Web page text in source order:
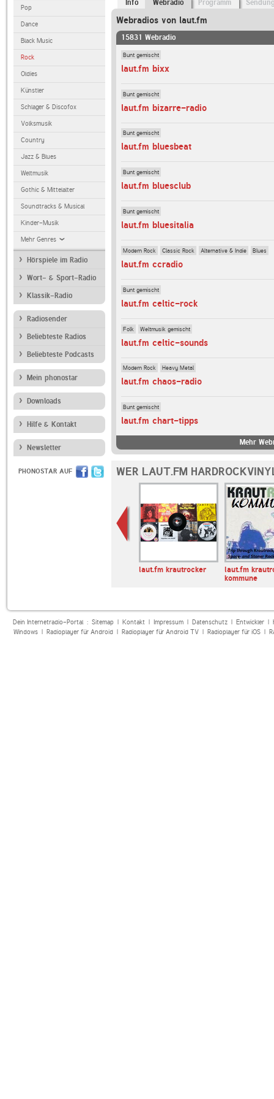
Pop
Dance
Black Music
Rock
Oldies
Künstler
Schlager & Discofox
Volksmusik
Country
Jazz & Blues
Weltmusik
Gothic & Mittelalter
Soundtracks & Musical
Kinder-Musik
Mehr Genres
Hörspiele im Radio
Wort- & Sport-Radio
Klassik-Radio
Radiosender
Beliebteste Radios
Beliebteste Podcasts
Mein phonostar
Downloads
Hilfe & Kontakt
Newsletter
PHONOSTAR AUF
Info Webradio Programm
Webradios von laut.fm
15831 Webradio
Bunt gemischt
laut.fm bixx
Bunt gemischt
laut.fm bizarre-radio
Bunt gemischt
laut.fm bluesbeat
Bunt gemischt
laut.fm bluesclub
Bunt gemischt
laut.fm bluesitalia
Modern Rock Classic Rock Alternative & Indie Blues
laut.fm ccradio
Bunt gemischt
laut.fm celtic-rock
Folk Weltmusik gemischt
laut.fm celtic-sounds
Modern Rock Heavy Metal
laut.fm chaos-radio
Bunt gemischt
laut.fm chart-tipps
Mehr
WER LAUT.FM
laut.fm krautrocker
laut.fm
kommune
Dein Internetradio-Portal : Sitemap| Kontakt| Impressum| Datenschutz| Entwickler|
Windows| Radioplayer für Android| Radioplayer für Android TV| Radioplayer für iOS|